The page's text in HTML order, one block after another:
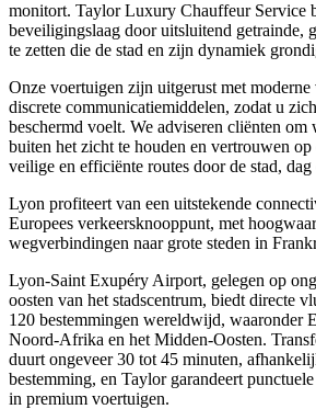
monitort. Taylor Luxury Chauffeur Service
beveiligingslaag door uitsluitend getrainde,
te zetten die de stad en zijn dynamiek
Onze voertuigen zijn uitgerust met moderne
discrete communicatiemiddelen, zodat u
beschermd voelt. We adviseren cliënten om
buiten het zicht te houden en vertrouwen
veilige en efficiënte routes door de stad, dag
Lyon profiteert van een uitstekende
Europees verkeersknooppunt, met
wegverbindingen naar grote steden in
Lyon-Saint Exupéry Airport, gelegen op
oosten van het stadscentrum, biedt directe
120 bestemmingen wereldwijd, waaronder
Noord-Afrika en het Midden-Oosten.
duurt ongeveer 30 tot 45 minuten,
bestemming, en Taylor garandeert
in premium voertuigen.